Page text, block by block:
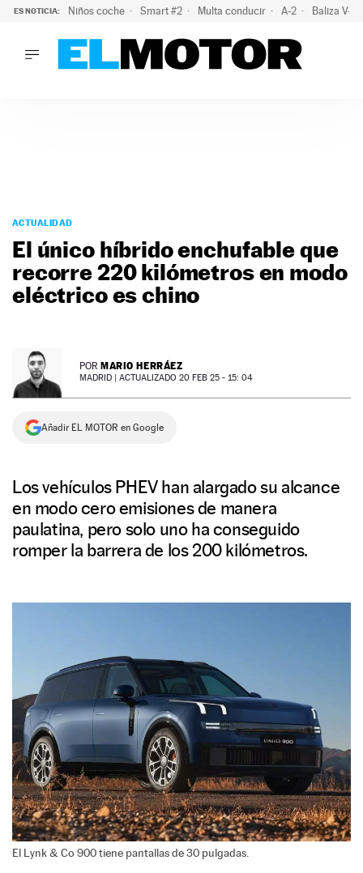
ES NOTICIA: Niños coche Smart #2 Multa conducir A-2 Baliza V-
PODCAST
MOTOS
TECNOLOGÍA
SUPERCOCHES
SERVICIOS
NEWSLETTER
SÍGUENOS
ACTUALIDAD
El único híbrido enchufable que
recorre 220 kilómetros en modo
eléctrico es chino
POR MARIO HERRÁEZ
MADRID | ACTUALIZADO 20 FEB 25 - 15: 04
Añadir EL MOTOR en Google
Los vehículos PHEV han alargado su alcance
en modo cero emisiones de manera
paulatina, pero solo uno ha conseguido
romper la barrera de los 200 kilómetros.
El Lynk & Co 900 tiene pantallas de 30 pulgadas.